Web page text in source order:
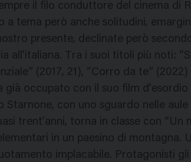
il filo conduttore del cinema di
a tema però anche solitudini,
presente, declinate però
all’italiana. Tra i suoi titoli più noti:
(2017, 21), “Corro da te”
già occupato con il suo film
Starnone, con uno sguardo nelle
trent’anni, torna in classe con “Un
in un paesino di montagna.
implacabile. Protagonisti